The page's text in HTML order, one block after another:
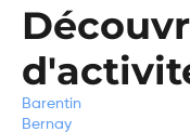
Barentin
Bernay